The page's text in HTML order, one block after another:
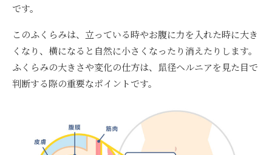
です。
このふくらみは、立っている時やお腹に力を入れた時に大き
くなり、横になると自然に小さくなったり消えたりします。
ふくらみの大きさや変化の仕方は、鼠径ヘルニアを見た目で
判断する際の重要なポイントです。